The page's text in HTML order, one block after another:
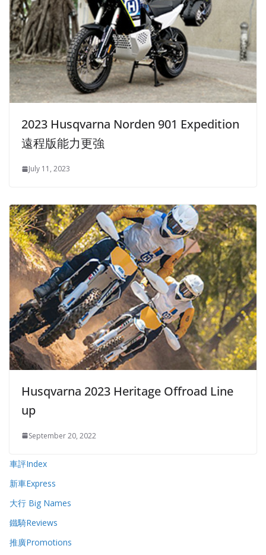
2023 Husqvarna Norden 901 Expedition
遠程版能力更強
July 11, 2023
Husqvarna 2023 Heritage Offroad Line
up
September 20, 2022
車評Index
新車Express
大行 Big Names
鐵騎Reviews
推廣Promotions